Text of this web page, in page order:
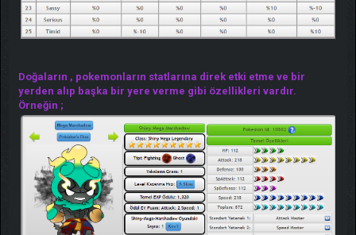
Doğaların , pokemonların statlarına direk etki etme ve bir
yerden alıp başka bir yere verme gibi özellikleri vardır.
Örneğin ;